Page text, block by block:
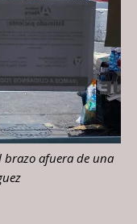
brazo afuera de una